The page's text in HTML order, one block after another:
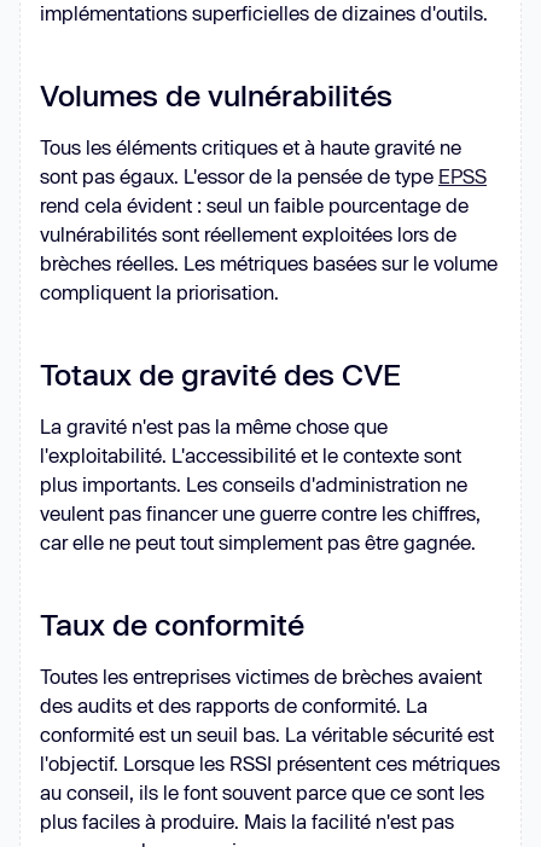
implémentations superficielles de dizaines d'outils.
Volumes de vulnérabilités
Tous les éléments critiques et à haute gravité ne
sont pas égaux. L'essor de la pensée de type EPSS
rend cela évident : seul un faible pourcentage de
vulnérabilités sont réellement exploitées lors de
brèches réelles. Les métriques basées sur le volume
compliquent la priorisation.
Totaux de gravité des CVE
La gravité n'est pas la même chose que
l'exploitabilité. L'accessibilité et le contexte sont
plus importants. Les conseils d'administration ne
veulent pas financer une guerre contre les chiffres,
car elle ne peut tout simplement pas être gagnée.
Taux de conformité
Toutes les entreprises victimes de brèches avaient
des audits et des rapports de conformité. La
conformité est un seuil bas. La véritable sécurité est
l'objectif. Lorsque les RSSI présentent ces métriques
au conseil, ils le font souvent parce que ce sont les
plus faciles à produire. Mais la facilité n'est pas